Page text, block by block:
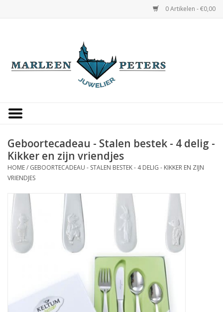
0 Artikelen - €0,00
Occasions
Overige
Merken
Geboortecadeau - Stalen bestek - 4 delig -
Kikker en zijn vriendjes
HOME/ GEBOORTECADEAU - STALEN BESTEK - 4 DELIG - KIKKER EN ZIJN
VRIENDJES